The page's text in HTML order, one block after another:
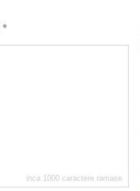
*
inca 1000 caractere ramase